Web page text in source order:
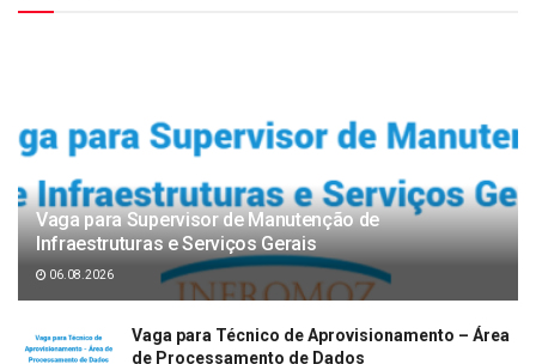
Vaga para Supervisor de Manutenção de
Infraestruturas e Serviços Gerais
06.08.2026
Vaga para Técnico de Aprovisionamento – Área
de Processamento de Dados